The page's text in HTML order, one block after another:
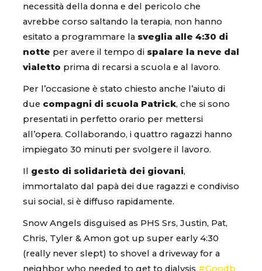
necessità della donna e del pericolo che
avrebbe corso saltando la terapia, non hanno
esitato a programmare la sveglia alle 4:30 di
notte per avere il tempo di spalare la neve dal
vialetto prima di recarsi a scuola e al lavoro.
Per l’occasione è stato chiesto anche l’aiuto di
due compagni di scuola Patrick, che si sono
presentati in perfetto orario per mettersi
all’opera. Collaborando, i quattro ragazzi hanno
impiegato 30 minuti per svolgere il lavoro.
Il gesto di solidarietà dei giovani,
immortalato dal papà dei due ragazzi e condiviso
sui social, si è diffuso rapidamente.
Snow Angels disguised as PHS Srs, Justin, Pat,
Chris, Tyler & Amon got up super early 4:30
(really never slept) to shovel a driveway for a
neighbor who needed to get to dialysis #Goodb